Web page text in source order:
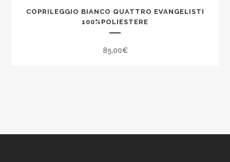
COPRILEGGIO BIANCO QUATTRO EVANGELISTI
100%POLIESTERE
85,00€